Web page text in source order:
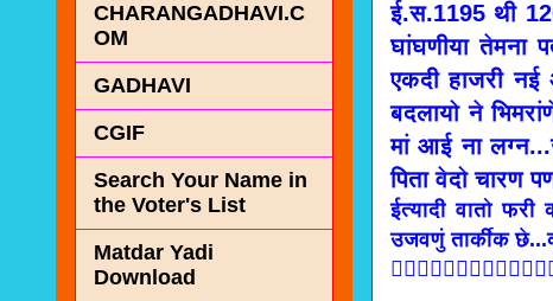
ई.स.1195 थी
घांघणीया तेमना
एकदी हाजरी नई
बदलायो ने
मां आई ना
पिता वेदो चारण
ईत्यादी वातो
उजवणुं तार्कीक
CHARANGADHAVI.C
OM
GADHAVI
CGIF
Search Your Name in
the Voter's List
Matdar Yadi
Download